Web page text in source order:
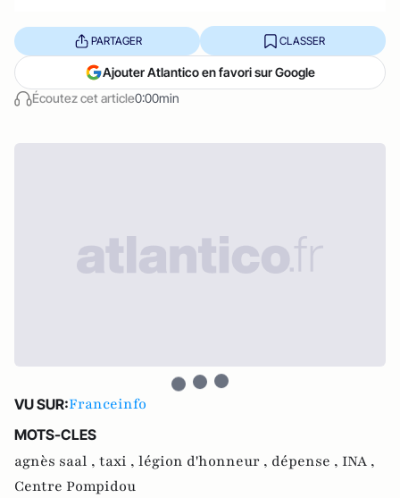
Écoutez cet article0:00min
PARTAGER CLASSER
Ajouter Atlantico en favori sur Google
VU SUR:Franceinfo
MOTS-CLES
agnès saal , taxi , légion d'honneur , dépense , INA ,
Centre Pompidou